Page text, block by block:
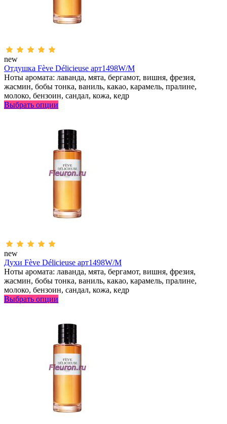
new
Отдушка Fève Délicieuse арт1498W/M
Ноты аромата: лаванда, мята, бергамот, вишня, фрезия,
жасмин, бобы тонка, ваниль, какао, карамель, пралине,
молоко, бензоин, сандал, кожа, кедр
Выбрать опции
new
Духи Fève Délicieuse арт1498W/M
Ноты аромата: лаванда, мята, бергамот, вишня, фрезия,
жасмин, бобы тонка, ваниль, какао, карамель, пралине,
молоко, бензоин, сандал, кожа, кедр
Выбрать опции